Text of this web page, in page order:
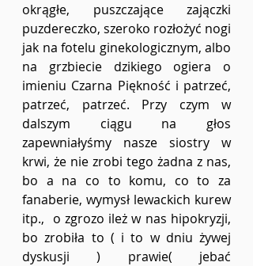
okrągłe, puszczające zajączki
puzdereczko, szeroko rozłożyć nogi
jak na fotelu ginekologicznym, albo
na grzbiecie dzikiego ogiera o
imieniu Czarna Piękność i patrzeć,
patrzeć, patrzeć. Przy czym w
dalszym ciągu na głos
zapewniałyśmy nasze siostry w
krwi, że nie zrobi tego żadna z nas,
bo a na co to komu, co to za
fanaberie, wymysł lewackich kurew
itp.,  o zgrozo ileż w nas hipokryzji,
bo zrobiła to ( i to w dniu żywej
dyskusji ) prawie( jebać